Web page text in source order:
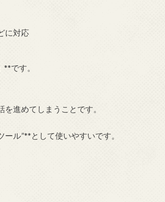
に対応
です。
進めてしまうことです。
ル”**として使いやすいです。